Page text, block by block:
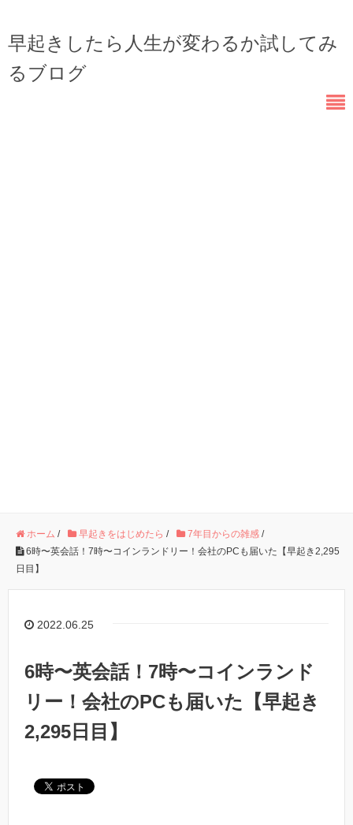
早起きしたら人生が変わるか試してみ
るブログ
ホーム / 早起きをはじめたら / 7年目からの雑感 /
6時〜英会話！7時〜コインランドリー！会社のPCも届いた【早起き2,295
日目】
2022.06.25
6時〜英会話！7時〜コインランド
リー！会社のPCも届いた【早起き
2,295日目】